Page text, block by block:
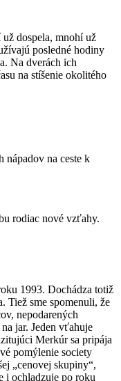
dospela, mnohí už
posledné hodiny
Na dverách ich
na stíšenie okolitého
nápadov na ceste k
rodiac nové vzťahy.
1993. Dochádza totiž
Tiež sme spomenuli, že
nepodarených
jar. Jeden vťahuje
Merkúr sa pripája
pomýlenie society
„cenovej skupiny“,
i ochladzuje po roku